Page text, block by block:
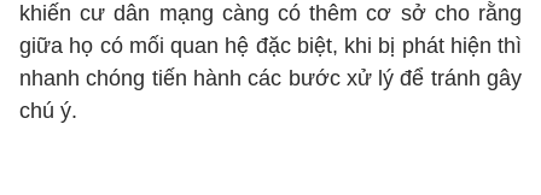
khiến cư dân mạng càng có thêm cơ sở cho rằng
giữa họ có mối quan hệ đặc biệt, khi bị phát hiện thì
nhanh chóng tiến hành các bước xử lý để tránh gây
chú ý.